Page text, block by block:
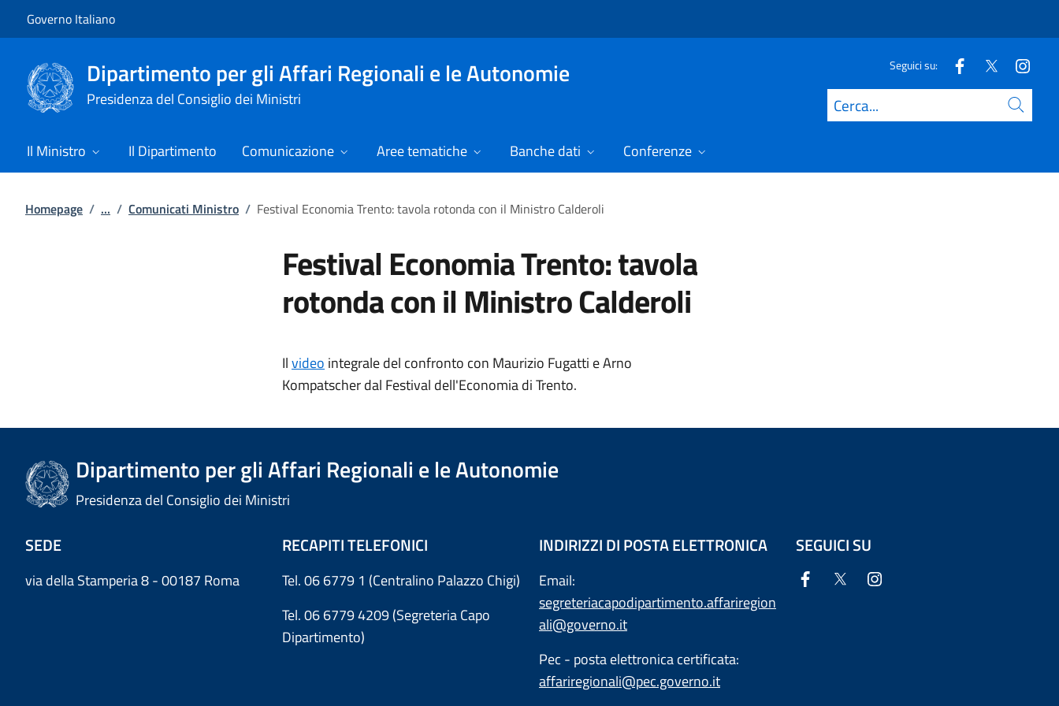
Governo Italiano
Dipartimento per gli Affari Regionali e le Autonomie
Presidenza del Consiglio dei Ministri
Seguici su:
Cerca
Il Ministro Il Dipartimento Comunicazione Aree tematiche Banche dati Conferenze
Homepage / ... / Comunicati Ministro / Festival Economia Trento: tavola rotonda con il Ministro Calderoli
Festival Economia Trento: tavola
rotonda con il Ministro Calderoli
Ilvideo integrale del confronto con Maurizio Fugatti eArno
Kompatscherdal Festival dell'Economia di Trento.
Dipartimento per gli Affari Regionali e le Autonomie
Presidenza del Consiglio dei Ministri
SEDE
via della Stamperia 8 - 00187 Roma
RECAPITI TELEFONICI
Tel. 06 6779 1 (Centralino Palazzo Chigi)
Tel. 06 6779 4209 (Segreteria Capo
Dipartimento)
INDIRIZZI DI POSTA ELETTRONICA
Email:
segreteriacapodipartimento.affariregion
ali@governo.it
Pec - posta elettronica certificata:
affariregionali@pec.governo.it
SEGUICI SU